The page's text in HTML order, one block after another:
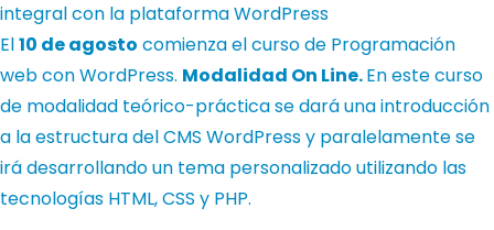
integral con la plataforma WordPress
El10 de agosto comienza el curso de Programación
web con WordPress. Modalidad On Line.En este curso
de modalidad teórico-práctica se dará una introducción
a la estructura del CMS WordPress y paralelamente se
irá desarrollando un tema personalizado utilizando las
tecnologías HTML, CSS y PHP.